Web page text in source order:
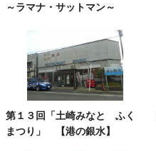
～ラマナ・サットマン～
第１３回「土崎みなと ふく
まつり」 【港の銀水】